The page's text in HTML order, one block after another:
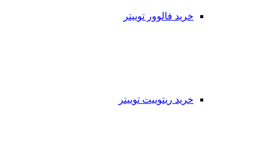
خرید فالوور توییتر
خرید ریتوییت توییتر